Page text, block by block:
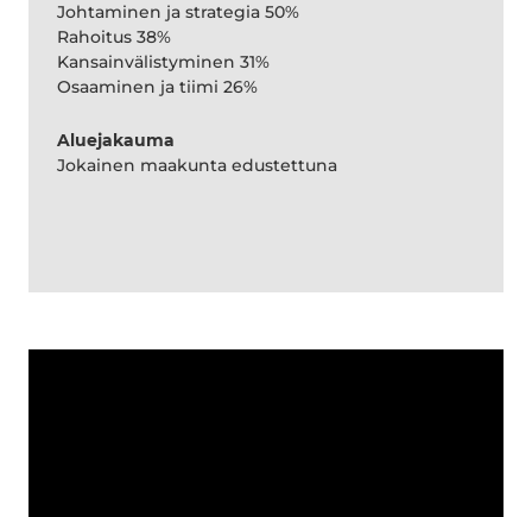
Johtaminen ja strategia 50%
Rahoitus 38%
Kansainvälistyminen 31%
Osaaminen ja tiimi 26%
Aluejakauma
Jokainen maakunta edustettuna